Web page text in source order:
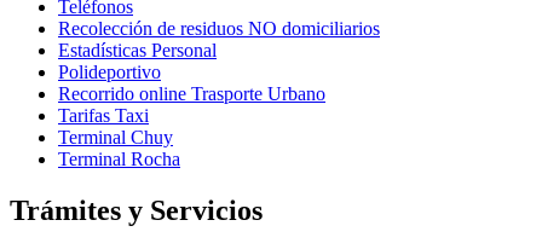
Teléfonos
Recolección de residuos NO domiciliarios
Estadísticas Personal
Polideportivo
Recorrido online Trasporte Urbano
Tarifas Taxi
Terminal Chuy
Terminal Rocha
Trámites y Servicios